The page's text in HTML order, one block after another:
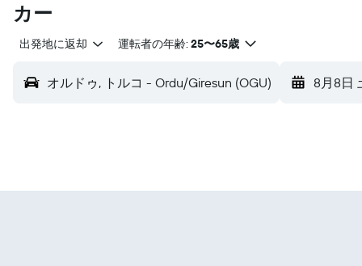
カー
出発地に返却 運転者の年齢: 25〜65歳
オルドゥ, トルコ - Ordu/Giresun (OGU) 8月8日